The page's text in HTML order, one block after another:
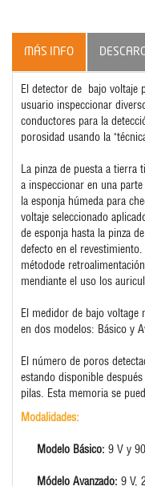
MÁS INFO
El detector de bajo voltaje
usuario inspeccionar
conductores para la
porosidad usando la
La pinza de puesta a tierra
a inspeccionar en una
la esponja húmeda para
voltaje seleccionado
de esponja hasta la pinza
defecto en el revestimiento.
métodode
mendiante el uso los
El medidor de bajo voltage
en dos modelos: Básico y
El número de poros
estando disponible después
pilas. Esta memoria se
Modalidades:
Modelo Básico: 9 V y
Módelo Avanzado: 9 V,